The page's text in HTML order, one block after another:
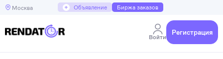
Москва + Объявление Биржа заказов
Войти
Регистрация